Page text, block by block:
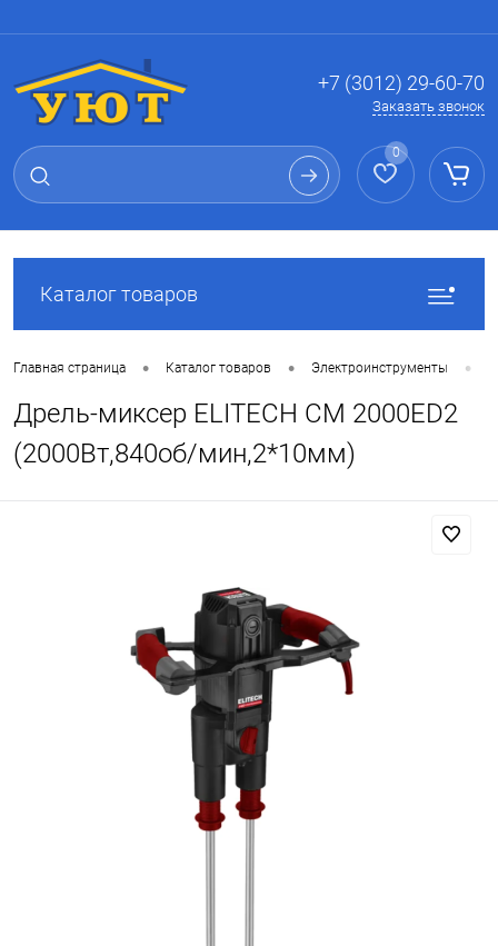
+7 (3012) 29-60-70
Заказать звонок
0
Каталог товаров
Главная страница • Каталог товаров • Электроинструменты •
Дрель-миксер ELITECH CM 2000ЕD2
(2000Вт,840об/мин,2*10мм)